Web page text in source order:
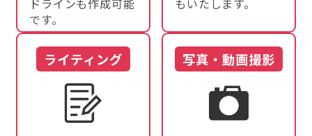
です。
ライティング 写真・動画撮影